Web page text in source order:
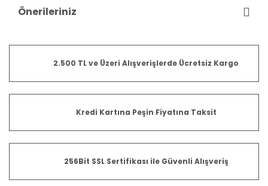
Önerileriniz
2.500 TL ve Üzeri Alışverişlerde Ücretsiz Kargo
Kredi Kartına Peşin Fiyatına Taksit
256Bit SSL Sertifikası ile Güvenli Alışveriş